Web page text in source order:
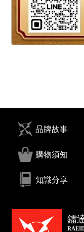
品牌故事
購物須知
知識分享
鐳